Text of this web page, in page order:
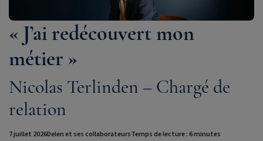
« J’ai redécouvert mon
métier »
Nicolas Terlinden – Chargé de
relation
7 juillet 2026Delen et ses collaborateursTemps de lecture : 6 minutes